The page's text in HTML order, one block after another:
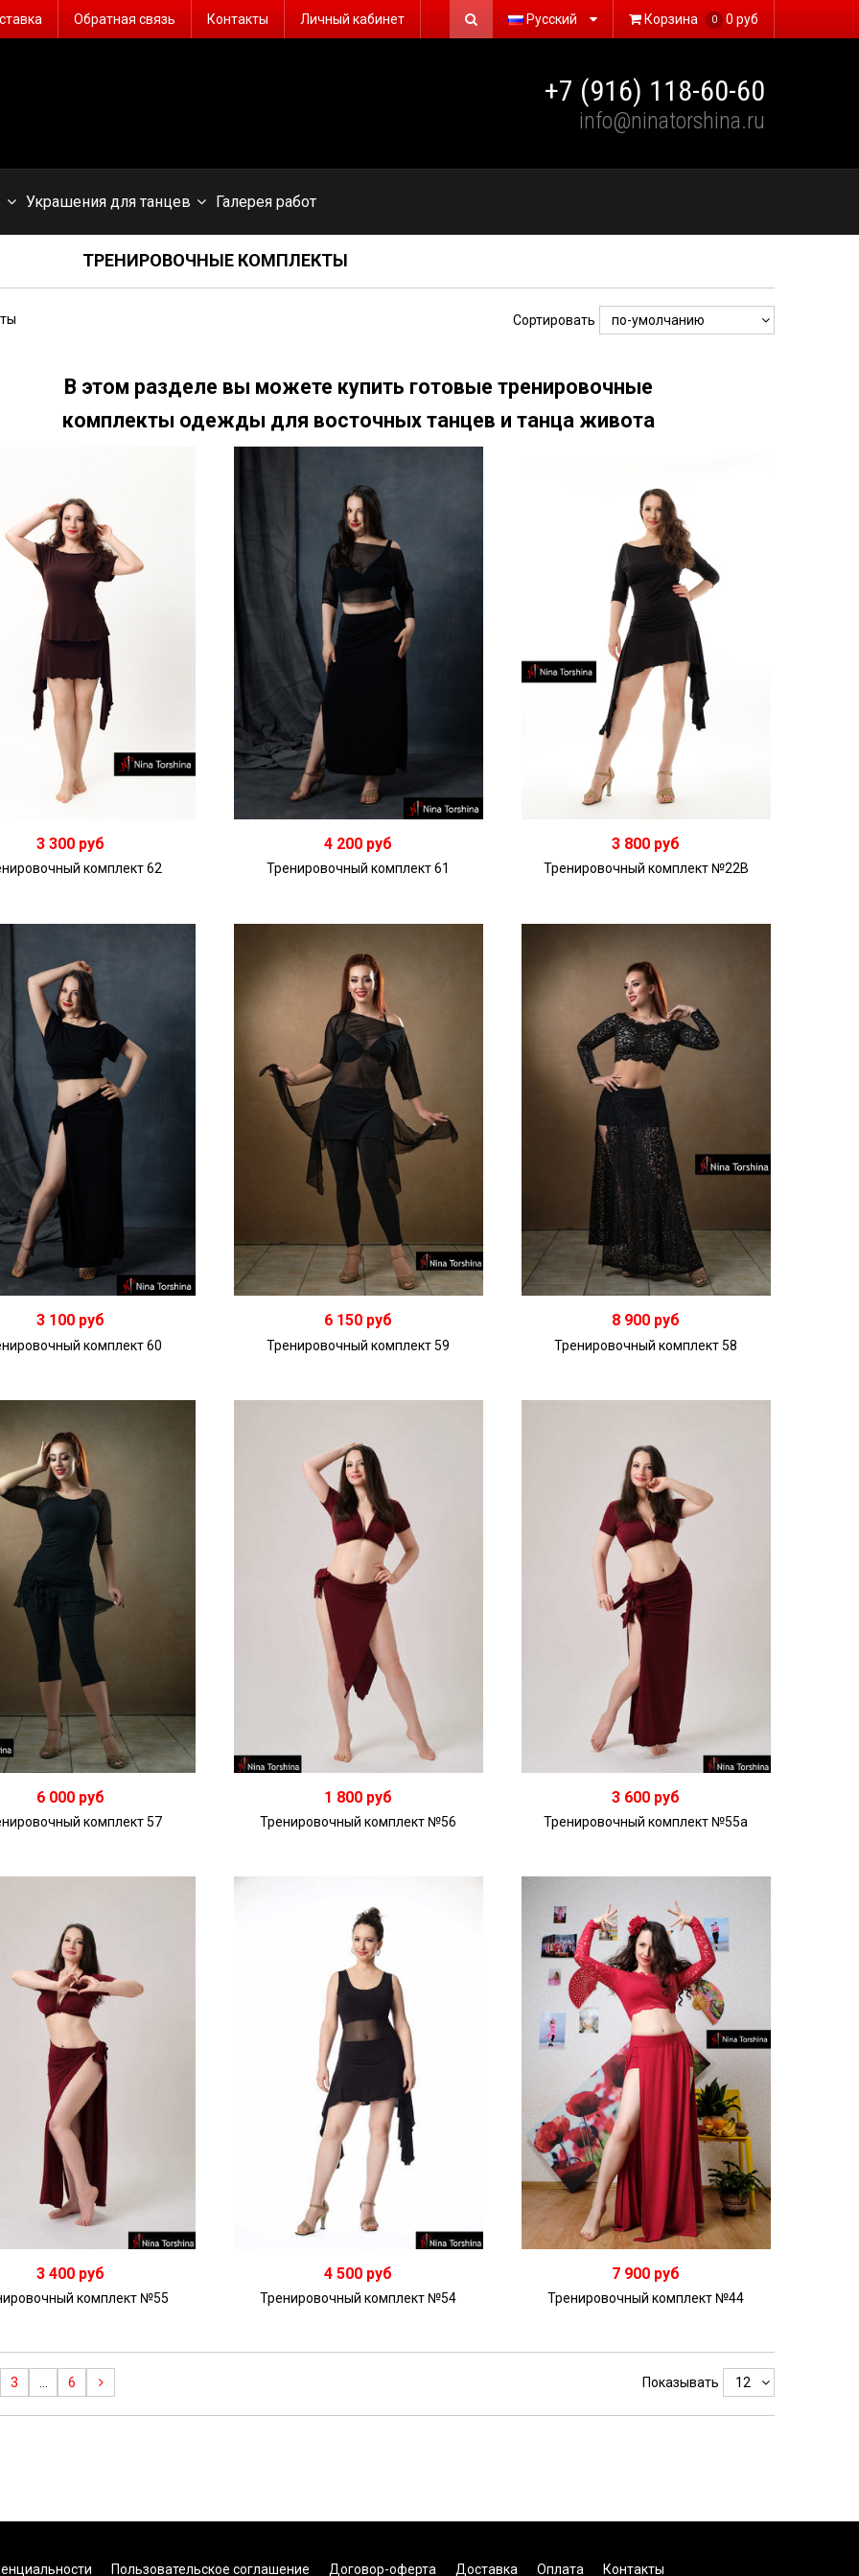
Обратная связь Контакты Личный кабинет Корзина 0 0 руб
Русский
+7 (916) 118-60-60
info@ninatorshina.ru
Украшения для танцев Галерея работ
ТРЕНИРОВОЧНЫЕ КОМПЛЕКТЫ
Сортировать
В этом разделе вы можете купить готовые тренировочные
комплекты одежды для восточных танцев и танца живота
3 300 руб
комплект 62
4 200 руб
Тренировочный комплект 61
3 800 руб
Тренировочный комплект №22B
3 100 руб
комплект 60
6 150 руб
Тренировочный комплект 59
8 900 руб
Тренировочный комплект 58
6 000 руб
комплект 57
1 800 руб
Тренировочный комплект №56
3 600 руб
Тренировочный комплект №55а
3 400 руб
комплект №55
4 500 руб
Тренировочный комплект №54
7 900 руб
Тренировочный комплект №44
3 6 Показывать
Пользовательское соглашение Договор-оферта Доставка Оплата Контакты